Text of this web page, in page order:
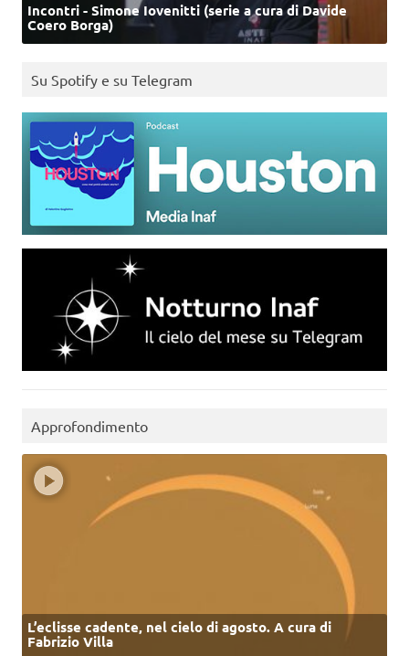
Incontri - Simone Iovenitti (serie a cura di Davide
Coero Borga)
Su Spotify e su Telegram
Approfondimento
L’eclisse cadente, nel cielo di agosto. A cura di
Fabrizio Villa